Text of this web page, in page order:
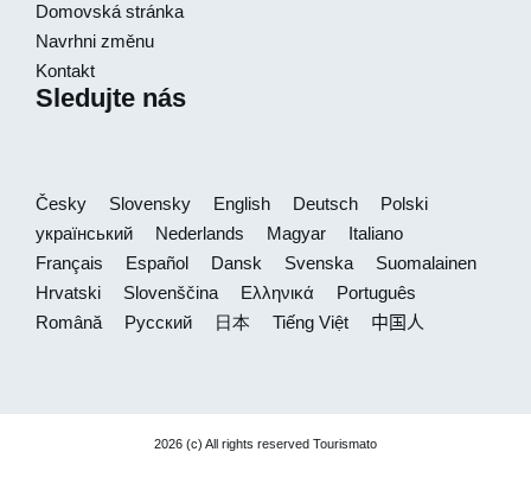
Domovská stránka
Navrhni změnu
Kontakt
Sledujte nás
Česky Slovensky English Deutsch
Polski
український
Nederlands Magyar
Italiano
Français
Español Dansk Svenska
Suomalainen
Hrvatski
Slovenščina Ελληνικά
Português
Română
Русский 日本 Tiếng Việt 中国人
2026 (c) All rights reserved Tourismato